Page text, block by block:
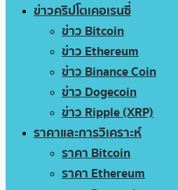
ข่าวคริปโตเคอเรนซี่
ข่าว Bitcoin
ข่าว Ethereum
ข่าว Binance Coin
ข่าว Dogecoin
ข่าว Ripple (XRP)
ราคาและการวิเคราะห์
ราคา Bitcoin
ราคา Ethereum